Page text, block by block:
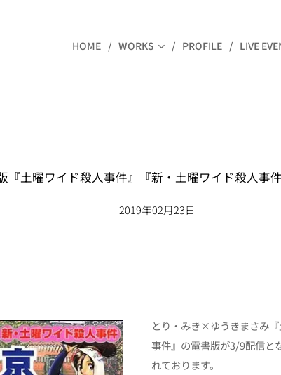
HOME WORKS PROFILE LIVE
『土曜ワイド殺人事件』『新・土曜ワイド殺人事
2019年02月23日
とり・みき×ゆうきまさみ
事件』の電書版が3/9配信と
れております。